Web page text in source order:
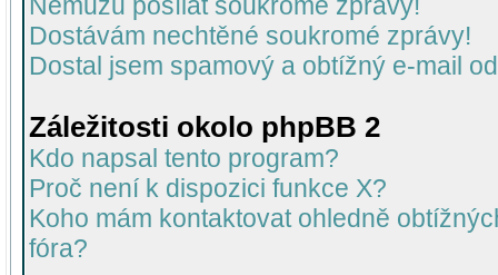
Dostávám nechtěné soukromé zprávy!
Dostal jsem spamový a obtížný e-mail
Záležitosti okolo phpBB 2
Kdo napsal tento program?
Proč není k dispozici funkce X?
Koho mám kontaktovat ohledně
fóra?